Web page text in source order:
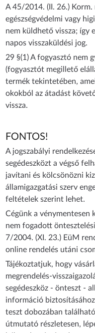
A 45/2014. (II. 26.)
egészségvédelmi vagy
nem küldhető vissza; így
napos visszaküldési jog.
29 §(1) A fogyasztó nem
(fogyasztót megillető
termék tekintetében,
okokból az átadást
vissza.
FONTOS!
A jogszabályi
segédeszközt a végső
javítani és kölcsönözni
államigazgatási szerv
feltételek szerint lehet.
Cégünk a vénymentesen
nem fogadott
7/2004. (XI. 23.) EüM
online rendelés utáni
Tájékoztatjuk, hogy
megrendelés-
segédeszköz - önteszt -
információ
teszt dobozában
útmutató részletesen,